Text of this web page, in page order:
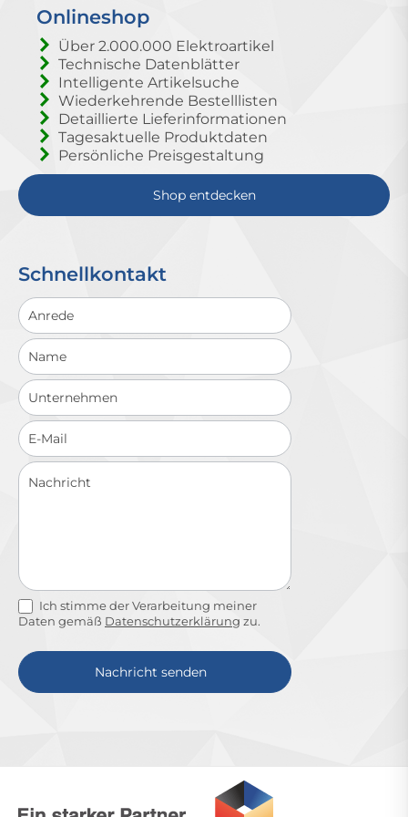
Onlineshop
Über 2.000.000 Elektroartikel
Technische Datenblätter
Intelligente Artikelsuche
Wiederkehrende Bestelllisten
Detaillierte Lieferinformationen
Tagesaktuelle Produktdaten
Persönliche Preisgestaltung
Shop entdecken
Schnellkontakt
Schnellkontakt
Ich stimme der Verarbeitung meiner
Daten gemäß Datenschutzerklärung zu.
Nachricht senden